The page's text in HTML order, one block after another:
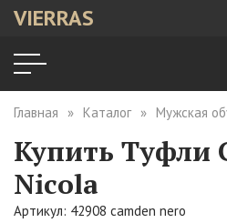
VIERRAS
Главная Каталог Мужская
Купить Туфли
Nicola
Артикул: 42908 camden nero